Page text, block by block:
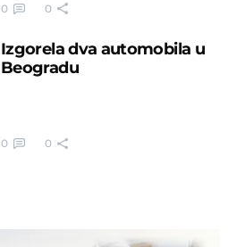
0 0
Izgorela dva automobila u
Beogradu
0 0